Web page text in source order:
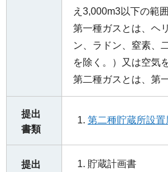
え3,000m3以下の範
第一種ガスとは、ヘ
ン、ラドン、窒素、
を除く。）又は空気
第二種ガスとは、第
提出
書類
第二種貯蔵所設
提出
貯蔵計画書